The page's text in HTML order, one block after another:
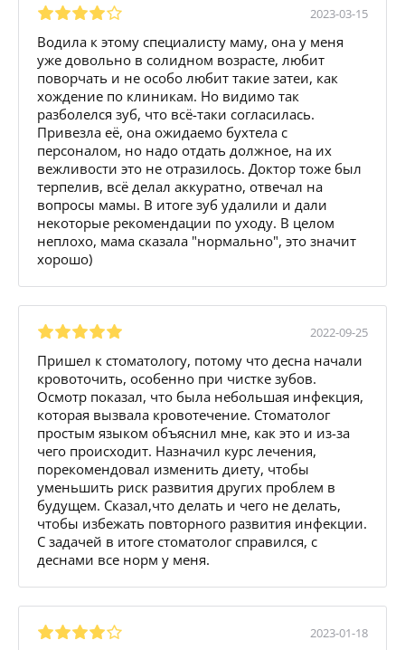
2023-03-15
Водила к этому специалисту маму, она у меня
уже довольно в солидном возрасте, любит
поворчать и не особо любит такие затеи, как
хождение по клиникам. Но видимо так
разболелся зуб, что всё-таки согласилась.
Привезла её, она ожидаемо бухтела с
персоналом, но надо отдать должное, на их
вежливости это не отразилось. Доктор тоже был
терпелив, всё делал аккуратно, отвечал на
вопросы мамы. В итоге зуб удалили и дали
некоторые рекомендации по уходу. В целом
неплохо, мама сказала "нормально", это значит
хорошо)
2022-09-25
Пришел к стоматологу, потому что десна начали
кровоточить, особенно при чистке зубов.
Осмотр показал, что была небольшая инфекция,
которая вызвала кровотечение. Стоматолог
простым языком объяснил мне, как это и из-за
чего происходит. Назначил курс лечения,
порекомендовал изменить диету, чтобы
уменьшить риск развития других проблем в
будущем. Сказал,что делать и чего не делать,
чтобы избежать повторного развития инфекции.
С задачей в итоге стоматолог справился, с
деснами все норм у меня.
2023-01-18